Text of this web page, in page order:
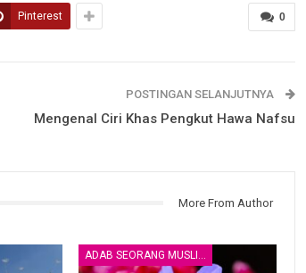
0
Pinterest
POSTINGAN SELANJUTNYA
Mengenal Ciri Khas Pengkut Hawa Nafsu
More From Author
ADAB SEORANG MUSLIM